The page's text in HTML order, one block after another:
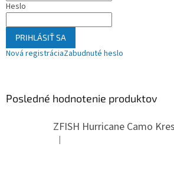
Heslo
PRIHLÁSIŤ SA
Nová registráciaZabudnuté heslo
Posledné hodnotenie produktov
ZFISH Hurricane Camo
Hodnotenie produktu je 5 z 5
|